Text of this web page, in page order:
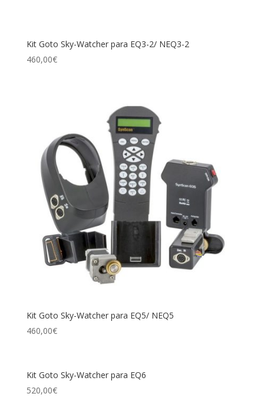
Kit Goto Sky-Watcher para EQ3-2/ NEQ3-2
460,00€
Kit Goto Sky-Watcher para EQ5/ NEQ5
460,00€
Kit Goto Sky-Watcher para EQ6
520,00€